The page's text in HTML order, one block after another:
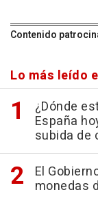
Contenido
Lo más leído
¿Dónde
España
subida de
El
monedas